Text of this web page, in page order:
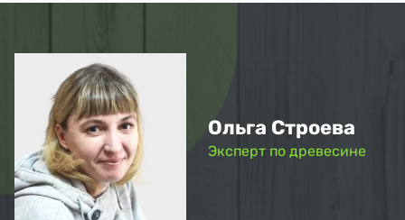
Ольга Строева
Эксперт по древесине